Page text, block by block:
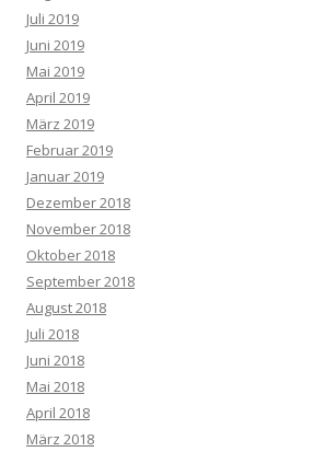
Juli 2019
Juni 2019
Mai 2019
April 2019
März 2019
Februar 2019
Januar 2019
Dezember 2018
November 2018
Oktober 2018
September 2018
August 2018
Juli 2018
Juni 2018
Mai 2018
April 2018
März 2018